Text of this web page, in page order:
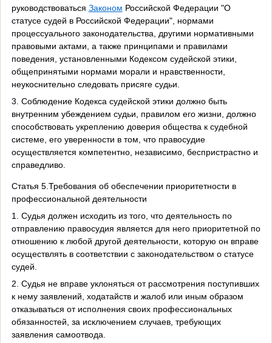
руководствоваться Законом Российской Федерации "О
статусе судей в Российской Федерации", нормами
процессуального законодательства, другими нормативными
правовыми актами, а также принципами и правилами
поведения, установленными Кодексом судейской этики,
общепринятыми нормами морали и нравственности,
неукоснительно следовать присяге судьи.
3. Соблюдение Кодекса судейской этики должно быть
внутренним убеждением судьи, правилом его жизни, должно
способствовать укреплению доверия общества к судебной
системе, его уверенности в том, что правосудие
осуществляется компетентно, независимо, беспристрастно и
справедливо.
Статья 5.Требования об обеспечении приоритетности в
профессиональной деятельности
1. Судья должен исходить из того, что деятельность по
отправлению правосудия является для него приоритетной по
отношению к любой другой деятельности, которую он вправе
осуществлять в соответствии с законодательством о статусе
судей.
2. Судья не вправе уклоняться от рассмотрения поступивших
к нему заявлений, ходатайств и жалоб или иным образом
отказываться от исполнения своих профессиональных
обязанностей, за исключением случаев, требующих
заявления самоотвода.